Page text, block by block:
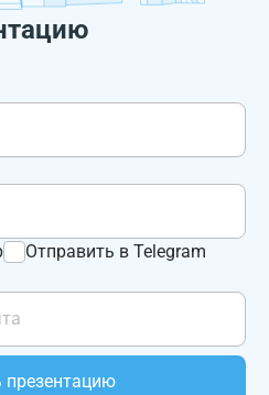
Отправить в Telegram
презентацию